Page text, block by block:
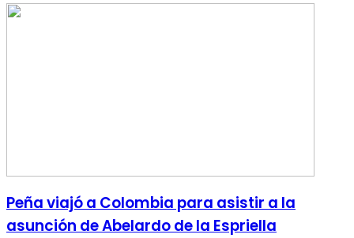
Peña viajó a Colombia para asistir a la
asunción de Abelardo de la Espriella